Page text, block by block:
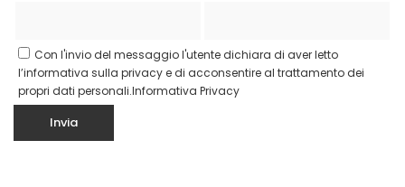
Con l'invio del messaggio l'utente dichiara di aver letto
l’informativa sulla privacy e di acconsentire al trattamento dei
propri dati personali.Informativa Privacy